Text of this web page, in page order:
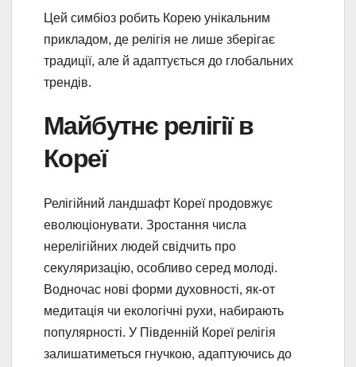
Цей симбіоз робить Корею унікальним
прикладом, де релігія не лише зберігає
традиції, але й адаптується до глобальних
трендів.
Майбутнє релігії в
Кореї
Релігійний ландшафт Кореї продовжує
еволюціонувати. Зростання числа
нерелігійних людей свідчить про
секуляризацію, особливо серед молоді.
Водночас нові форми духовності, як-от
медитація чи екологічні рухи, набирають
популярності. У Південній Кореї релігія
залишатиметься гнучкою, адаптуючись до